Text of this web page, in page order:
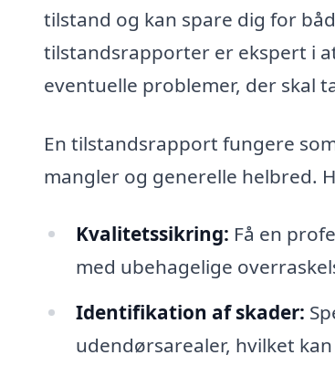
tilstand og kan spare dig for
tilstandsrapporter er ekspert i
eventuelle problemer, der skal
En tilstandsrapport fungere
mangler og generelle helbred.
Kvalitetssikring: Få en
med ubehagelige
Identifikation af skader:
udendørsarealer, hvilket